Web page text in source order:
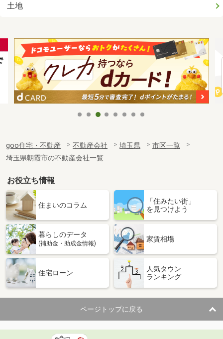
土地
goo住宅・不動産 不動産会社 埼玉県
市区一覧
埼玉県朝霞市の不動産会社一覧
お役立ち情報
住まいのコラム
「住みたい街」
を見つけよう
暮らしのデータ
(補助金・助成金情報)
家賃相場
住宅ローン
人気タウン
ランキング
ページトップに戻る